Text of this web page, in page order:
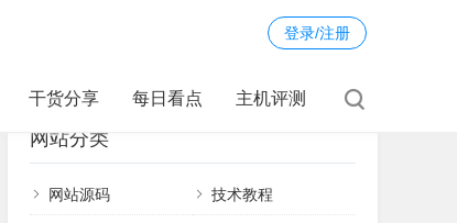
登录/注册
干货分享 每日看点 主机评测
网站分类
网站源码 技术教程